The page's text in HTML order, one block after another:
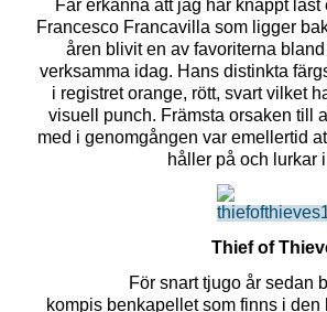
Får erkänna att jag har knappt
Francesco Francavilla som ligger
åren blivit en av favoriterna
verksamma idag. Hans distinkta
i registret orange, rött, svart vilket
visuell punch. Främsta orsaken till
med i genomgången var emellertid
håller på och lurkar
Thief of
För snart tjugo år sedan
kompis benkapellet som finns i den